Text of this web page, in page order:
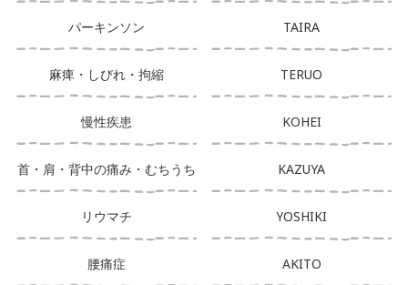
パーキンソン
麻痺・しびれ・拘縮
慢性疾患
首・肩・背中の痛み・むちうち
リウマチ
腰痛症
TAIRA
TERUO
KOHEI
KAZUYA
YOSHIKI
AKITO